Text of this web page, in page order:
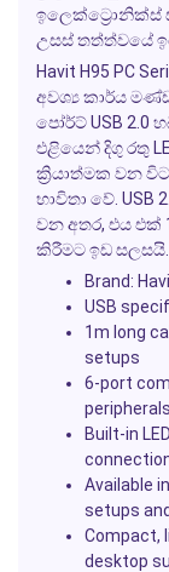
ඉලෙක්ට්‍රොනික්ස්
උසස් තත්ත්වයේ
Havit H95 PC
අවශ්‍ය කාර්ය
පෝර්ට් USB 2.0
එළියෙන් දිගු රතු
ක්‍රියාත්මක වන
භාවිතා වේ.
වන අතර, එය
කිරීමට ඉඩ සලසයි.
Brand:
USB
1m long
setups
6-port
Built-in
Available
setups
Compact,
desktop